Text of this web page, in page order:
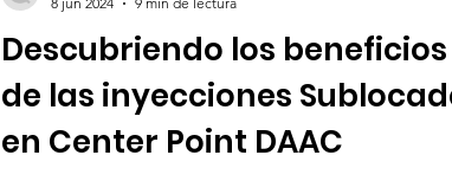
Descubriendo los beneficios
de las inyecciones
en Center Point DAAC